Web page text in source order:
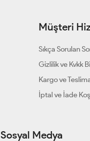
Müşteri
Sıkça Sorulan
Gizlilik ve Kvkk
Kargo ve
İptal ve İade
Sosyal Medya